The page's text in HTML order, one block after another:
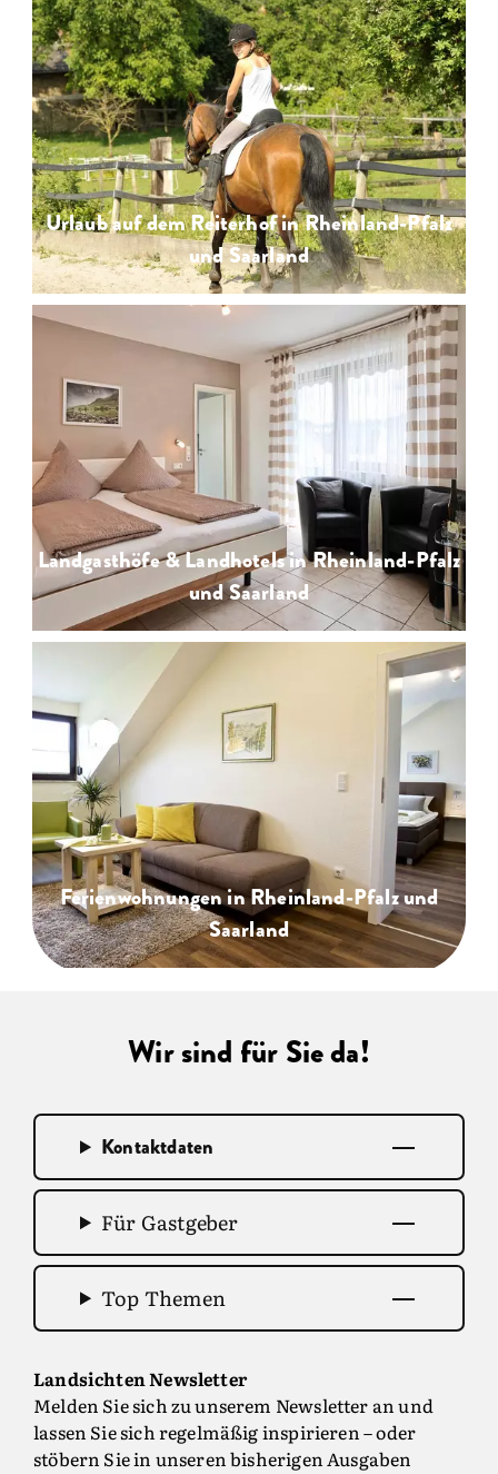
Urlaub auf dem Reiterhof in Rheinland-Pfalz
und Saarland
Landgasthöfe & Landhotels in Rheinland-Pfalz
und Saarland
Ferienwohnungen in Rheinland-Pfalz und
Saarland
Wir sind für Sie da!
Kontaktdaten
Für Gastgeber
Top Themen
Landsichten Newsletter
Melden Sie sich zu unserem Newsletter an und
lassen Sie sich regelmäßig inspirieren – oder
stöbern Sie in unseren bisherigen Ausgaben